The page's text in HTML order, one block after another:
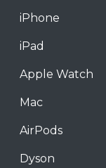
iPhone
iPad
Apple Watch
Mac
AirPods
Dyson